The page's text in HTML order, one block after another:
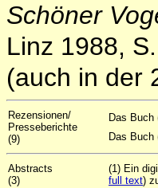
Schöner
Linz 1988,
(auch in der
Rezensionen/
Presseberichte
(9)
Das Buch
Das Buch
Abstracts
(3)
(1) Ein
full text)